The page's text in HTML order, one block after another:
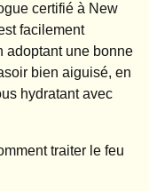
certifié à New
facilement
adoptant une bonne
bien aiguisé, en
hydratant avec
traiter le feu